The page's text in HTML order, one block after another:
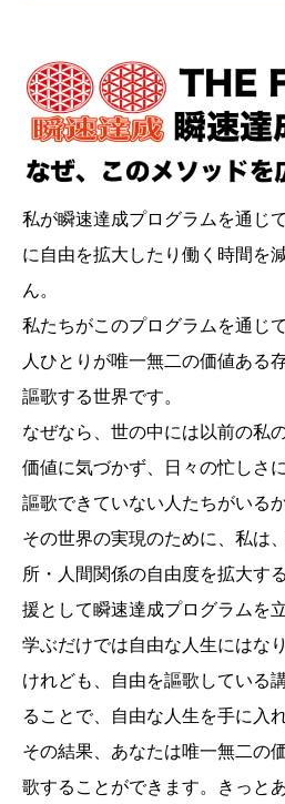
私が瞬速達成プログラムを通じ
に自由を拡大したり働く時間を
ん。
私たちがこのプログラムを通じ
人ひとりが唯一無二の価値ある
謳歌する世界です。
なぜなら、世の中には以前の私
価値に気づかず、日々の忙しさ
謳歌できていない人たちがいる
その世界の実現のために、私は
所・人間関係の自由度を拡大す
援として瞬速達成プログラムを
学ぶだけでは自由な人生にはな
けれども、自由を謳歌している
ることで、自由な人生を手に入
その結果、あなたは唯一無二の
歌することができます。きっと